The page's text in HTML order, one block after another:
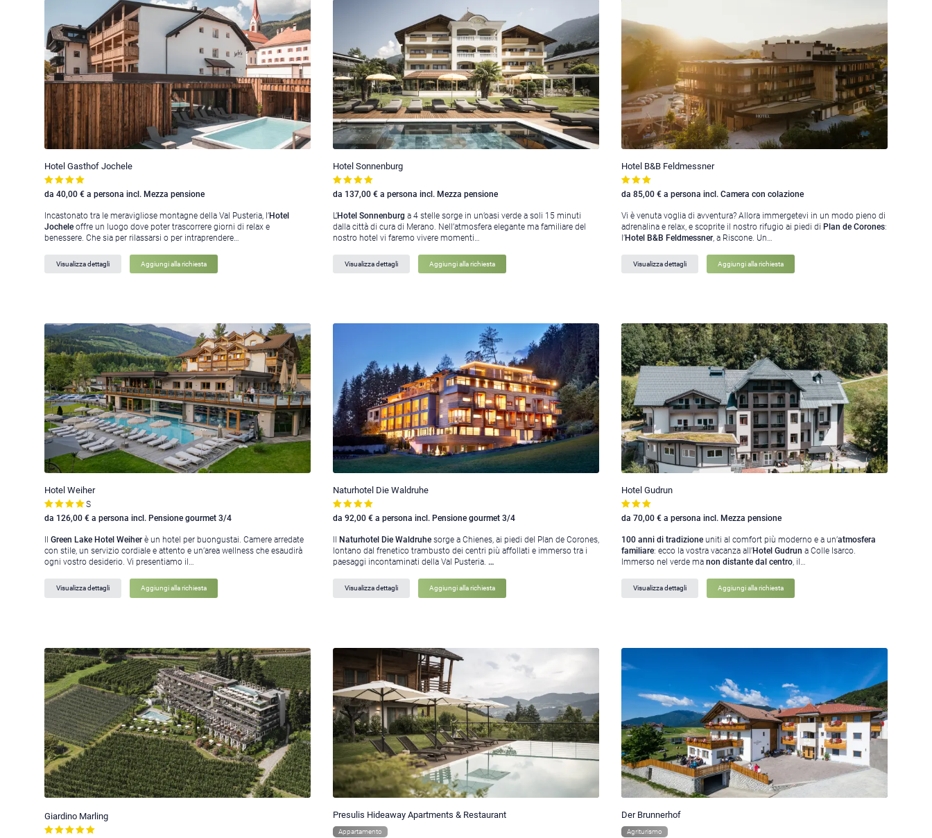
Hotel Gasthof Jochele
da 40,00 € a persona incl. Mezza pensione
Incastonato tra le meravigliose montagne della Val Pusteria, l’Hotel
Jochele offre un luogo dove poter trascorrere giorni di relax e
benessere. Che sia per rilassarsi o per intraprendere…
Visualizza dettagli Aggiungi alla richiesta
Hotel Sonnenburg
da 137,00 € a persona incl. Mezza pensione
L’Hotel Sonnenburg a 4 stelle sorge in un’oasi verde a soli 15 minuti
dalla città di cura di Merano. Nell’atmosfera elegante ma familiare del
nostro hotel vi faremo vivere momenti…
Visualizza dettagli Aggiungi alla richiesta
Hotel B&B Feldmessner
da 85,00 € a persona incl. Camera con colazione
Vi è venuta voglia di avventura? Allora immergetevi in un modo pieno di
adrenalina e relax, e scoprite il nostro rifugio ai piedi di Plan de Corones:
l’Hotel B&B Feldmessner, a Riscone. Un…
Visualizza dettagli Aggiungi alla richiesta
Hotel Weiher
S
da 126,00 € a persona incl. Pensione gourmet 3/4
Green Lake Hotel Weiher è un hotel per buongustai. Camere arredate
con stile, un servizio cordiale e attento e un’area wellness che esaudirà
ogni vostro desiderio. Vi presentiamo il…
Visualizza dettagli Aggiungi alla richiesta
Naturhotel Die Waldruhe
da 92,00 € a persona incl. Pensione gourmet 3/4
Naturhotel Die Waldruhe sorge a Chienes, ai piedi del Plan de Corones,
lontano dal frenetico trambusto dei centri più affollati e immerso tra i
paesaggi incontaminati della Val Pusteria. …
Visualizza dettagli Aggiungi alla richiesta
Hotel Gudrun
da 70,00 € a persona incl. Mezza pensione
100 anni di tradizioneuniti al comfort più moderno e a un’atmosfera
familiare: ecco la vostra vacanza all’Hotel Gudrun a Colle Isarco.
Immerso nel verde ma non distante dal centro, il…
Visualizza dettagli Aggiungi alla richiesta
Giardino Marling Presulis Hideaway Apartments & Restaurant
Appartamento
Der Brunnerhof
Agriturismo